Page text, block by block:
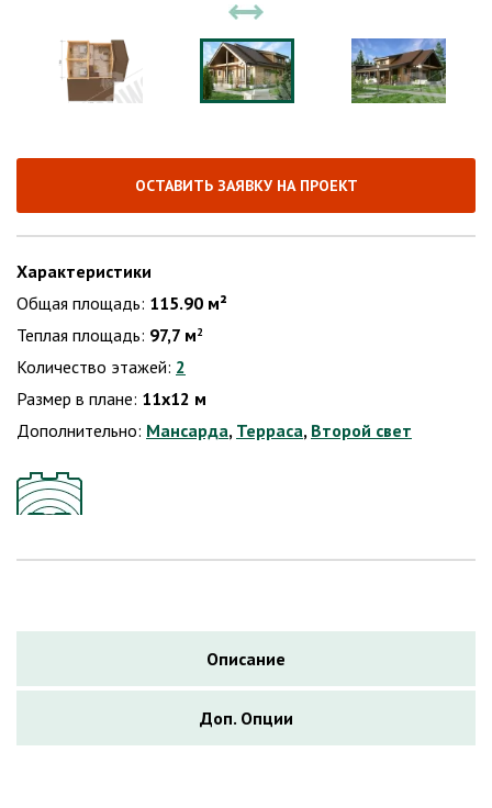
ОСТАВИТЬ ЗАЯВКУ НА ПРОЕКТ
Характеристики
Общая площадь: 115.90 м²
Теплая площадь: 97,7 м2
Количество этажей: 2
Размер в плане: 11х12 м
Дополнительно: Мансарда, Терраса, Второй свет
Описание
Доп. Опции